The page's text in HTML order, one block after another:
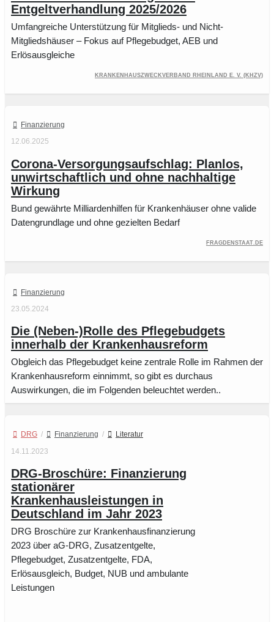
Entgeltverhandlung 2025/2026
Umfangreiche Unterstützung für Mitglieds- und Nicht-
Mitgliedshäuser – Fokus auf Pflegebudget, AEB und
Erlösausgleiche
Krankenhauszweckverband Rheinland e. V. (KHZV)
Finanzierung
12.06.2025
Corona-Versorgungsaufschlag: Planlos,
unwirtschaftlich und ohne nachhaltige
Wirkung
Bund gewährte Milliardenhilfen für Krankenhäuser ohne valide
Datengrundlage und ohne gezielten Bedarf
FragDenStaat.de
Finanzierung
23.05.2024
Die (Neben-)Rolle des Pflegebudgets
innerhalb der Krankenhausreform
Obgleich das Pflegebudget keine zentrale Rolle im Rahmen der
Krankenhausreform einnimmt, so gibt es durchaus
Auswirkungen, die im Folgenden beleuchtet werden..
DRG / Finanzierung /
Literatur
14.11.2023
DRG-Broschüre: Finanzierung
stationärer
Krankenhausleistungen in
Deutschland im Jahr 2023
DRG Broschüre zur Krankenhausfinanzierung
2023 über aG-DRG, Zusatzentgelte,
Pflegebudget, Zusatzentgelte, FDA,
Erlösausgleich, Budget, NUB und ambulante
Leistungen